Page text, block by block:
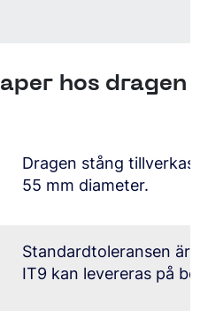
hos dragen
Dragen stång tillverkas
55 mm diameter.
Standardtoleransen är
IT9 kan levereras på